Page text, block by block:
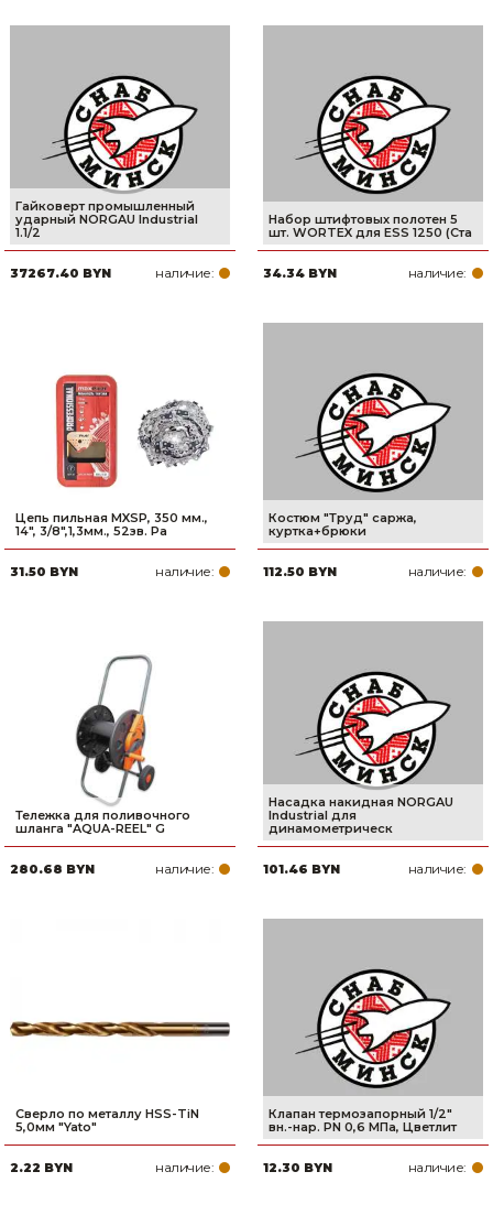
Гайковерт промышленный
ударный NORGAU Industrial
1.1/2
37267.40 BYN наличие:
Набор штифтовых полотен 5
шт. WORTEX для ESS 1250 (Ста
34.34 BYN наличие:
Цепь пильная MXSP, 350 мм.,
14", 3/8",1,3мм., 52зв. Pa
31.50 BYN наличие:
Костюм "Труд" саржа,
куртка+брюки
112.50 BYN наличие:
Тележка для поливочного
шланга "AQUA-REEL" G
280.68 BYN наличие:
Насадка накидная NORGAU
Industrial для
динамометрическ
101.46 BYN наличие:
Сверло по металлу HSS-TiN
5,0мм "Yato"
2.22 BYN наличие:
Клапан термозапорный 1/2"
вн.-нар. РN 0,6 МПа, Цветлит
12.30 BYN наличие: